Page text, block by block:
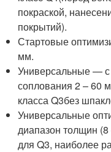
покраской,
покрытий).
Стартовые
мм.
Универсальные —
соплования 2 – 60
класса Q3без
Универсальные
диапазон толщин
для Q3, наиболее